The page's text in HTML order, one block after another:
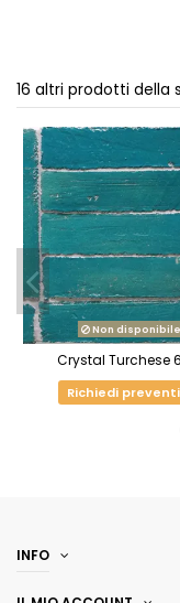
16 altri prodotti della
Non disponibile
Crystal Turchese
Richiedi
INFO